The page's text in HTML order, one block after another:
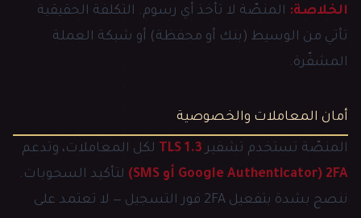
الخلاصة: المنصّة لا تأخذ أي رسوم. التكلفة الحقيقية
تأتي من الوسيط (بنك أو محفظة) أو شبكة العملة
المشفّرة.
أمان المعاملات والخصوصية
المنصّة تستخدم تشفير TLS 1.3 لكل المعاملات، وتدعم
2FA (Google Authenticator أو SMS)
لتأكيد السحوبات.
ننصح بشدة بتفعيل 2FA فور التسجيل — لا تعتمد على